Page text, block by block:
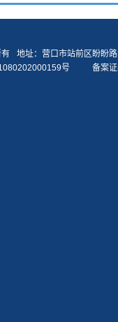
地址：营口市站前区盼盼
号
备案